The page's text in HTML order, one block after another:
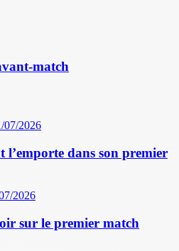
match
07/2026
dans son premier
2026
sur le premier match